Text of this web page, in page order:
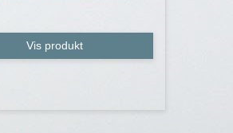
Vis produkt